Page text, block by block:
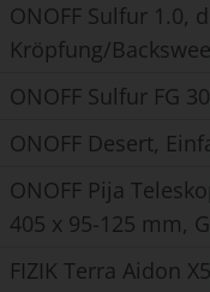
ONOFF Sulfur 1.0,
Kröpfung/
ONOFF Sulfur FG
ONOFF Desert,
ONOFF Pija
405 x 95-125 mm,
FIZIK Terra Aidon